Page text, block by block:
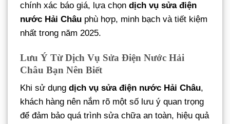
chính xác báo giá, lựa chọn dịch vụ sửa điện
nước Hải Châu phù hợp, minh bạch và tiết kiệm
nhất trong năm 2025.
Lưu Ý Từ Dịch Vụ Sửa Điện Nước Hải
Châu Bạn Nên Biết
Khi sử dụng dịch vụ sửa điện nước Hải Châu,
khách hàng nên nắm rõ một số lưu ý quan trọng
để đảm bảo quá trình sửa chữa an toàn, hiệu quả